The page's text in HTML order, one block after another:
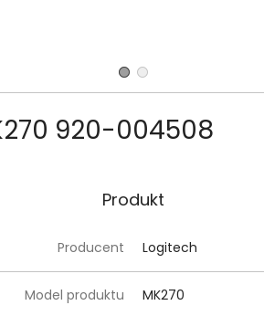
920-004508
Produkt
Producent Logitech
Model produktu MK270